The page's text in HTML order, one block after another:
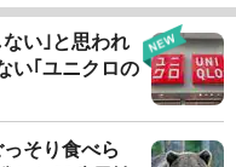
い｣と思われ
い｢ユニクロの
そり食べら